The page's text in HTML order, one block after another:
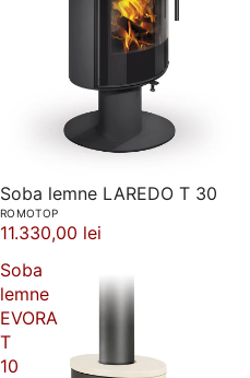
Soba lemne LAREDO T 30
ROMOTOP
11.330,00 lei
Soba
lemne
EVORA
T
10